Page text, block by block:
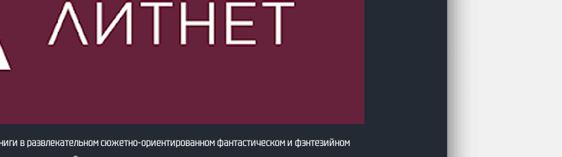
в развлекательном сюжетно-ориентированном фантастическом и фэнтезийном